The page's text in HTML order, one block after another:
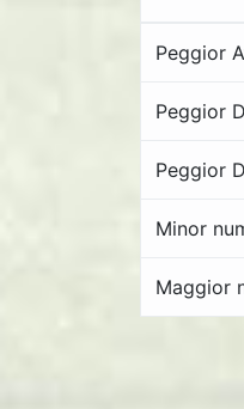
Peggior
Peggior
Peggior
Minor
Maggior